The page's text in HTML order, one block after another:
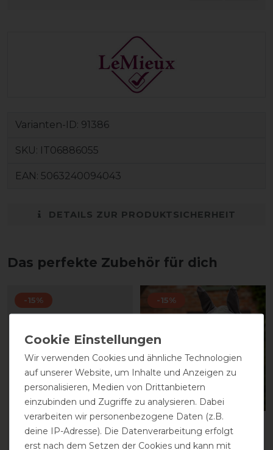
Varianten-ID: 91386
SKU: IT06886055
EAN: 5063240094043
DETAILS ZUR PRODUKTSICHERHEIT
Das perfekte Zubehör für dich
Neu
-15%
EuroJump Schabracke
Neu
-15%
Wir verwenden Cookies und ähnliche Technologien
auf unserer Website, um Inhalte und Anzeigen zu
personalisieren, Medien von Drittanbietern
einzubinden und Zugriffe zu analysieren. Dabei
verarbeiten wir personenbezogene Daten (z.B.
deine IP-Adresse). Die Datenverarbeitung erfolgt
erst nach dem Setzen der Cookies und kann mit